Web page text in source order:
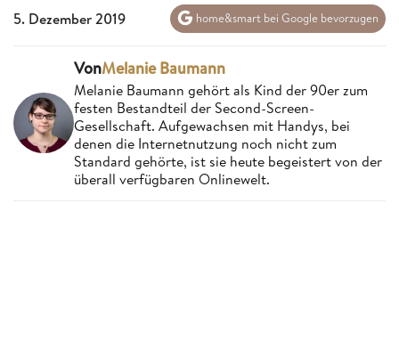
5. Dezember 2019 home&smart bei Google bevorzugen
VonMelanie Baumann
Melanie Baumann gehört als Kind der 90er zum
festen Bestandteil der Second-Screen-
Gesellschaft. Aufgewachsen mit Handys, bei
denen die Internetnutzung noch nicht zum
Standard gehörte, ist sie heute begeistert von der
überall verfügbaren Onlinewelt.